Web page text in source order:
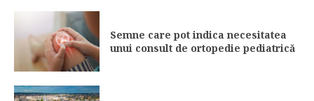
Semne care pot indica necesitatea
unui consult de ortopedie pediatrică